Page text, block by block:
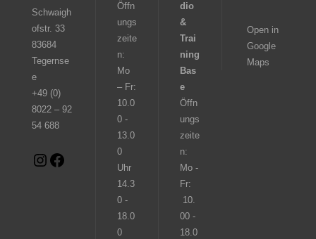
Schwaigh
ofstr. 33
83684
Tegernse
e
+49 (0)
8022 – 92
54 688
Instagram
Facebook
Öffn
ungs
zeite
n:
Mo
– Fr:
10.0
0 -
13.0
0
Uhr
14.3
0 -
18.0
0
dio
&
Trai
ning
Bas
e
Öffn
ungs
zeite
n:
Mo -
Fr:
10.
00 -
18.0
Open in
Google
Maps